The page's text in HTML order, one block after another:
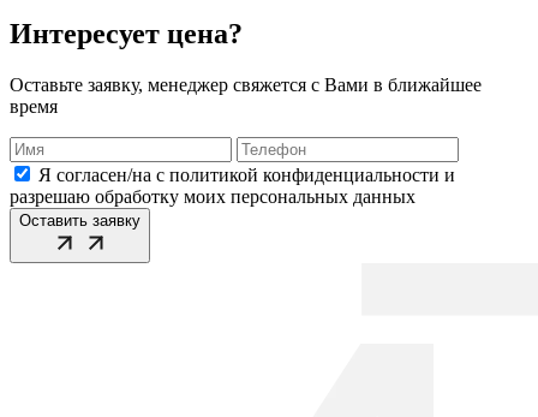
Интересует цена?
Оставьте заявку, менеджер свяжется с Вами в ближайшее
время
Я согласен/на с политикой конфиденциальности и
разрешаю обработку моих персональных данных
Оставить заявку